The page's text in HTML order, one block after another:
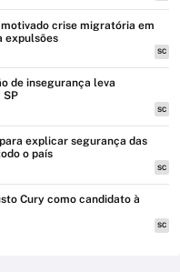
crise migratória em
expulsões
SC
de insegurança leva
SP
SC
explicar segurança das
o país
SC
Cury como candidato à
SC